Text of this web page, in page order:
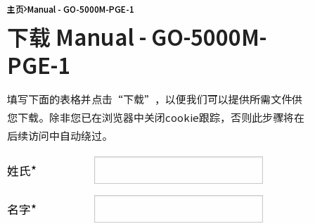
主页 Manual - GO-5000M-PGE-1
下载 Manual - GO-5000M-
PGE-1
填写下面的表格并点击“下载”，以便我们可以提供所需文件供
您下载。除非您已在浏览器中关闭cookie跟踪，否则此步骤将在
后续访问中自动绕过。
姓氏
名字